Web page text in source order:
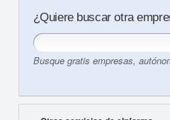
¿Quiere buscar otra
Busque gratis empresas,